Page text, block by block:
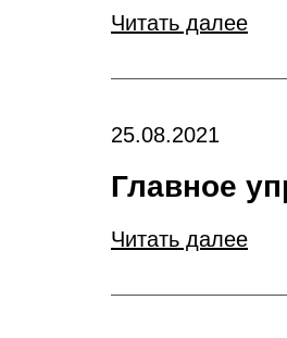
Читать далее
25.08.2021
Главное
Читать далее